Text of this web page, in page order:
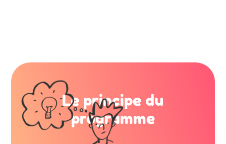
Le principe du
programme